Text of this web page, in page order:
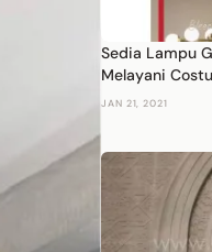
Sedia Lampu
Melayani
JAN 21, 2021